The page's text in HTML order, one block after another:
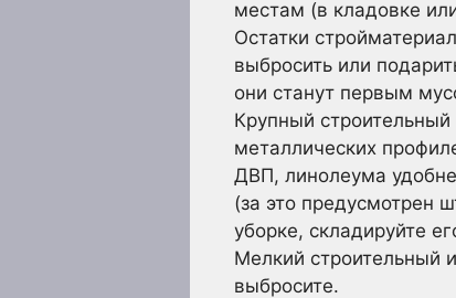
местам (в кладовке
Остатки
выбросить или
они станут первым
Крупный
металлических
ДВП, линолеума
(за это предусмотрен
уборке, складируйте
Мелкий строительный
выбросите.